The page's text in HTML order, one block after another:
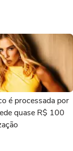
é processada por
quase R$ 100